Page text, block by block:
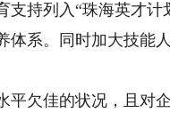
持列入“珠海英才计
系。同时加大技能
欠佳的状况，且对企